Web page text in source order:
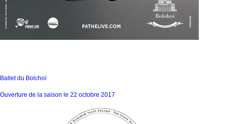
Ballet du Bolchoï
Ouverture de la saison le 22 octobre 2017